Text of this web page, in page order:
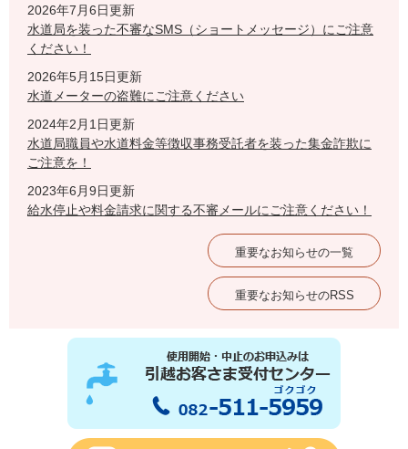
2026年7月6日更新
水道局を装った不審なSMS（ショートメッセージ）にご注意
ください！
2026年5月15日更新
水道メーターの盗難にご注意ください
2024年2月1日更新
水道局職員や水道料金等徴収事務受託者を装った集金詐欺に
ご注意を！
2023年6月9日更新
給水停止や料金請求に関する不審メールにご注意ください！
重要なお知らせの一覧
重要なお知らせのRSS